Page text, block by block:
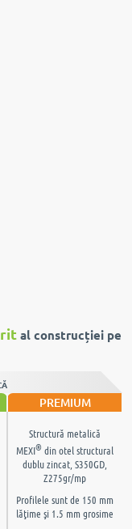
al construcției pe
PREMIUM
Structură metalică
MEXI® din otel structural
dublu zincat, S350GD,
Z275gr/mp
Profilele sunt de 150 mm
lăţime şi 1.5 mm grosime